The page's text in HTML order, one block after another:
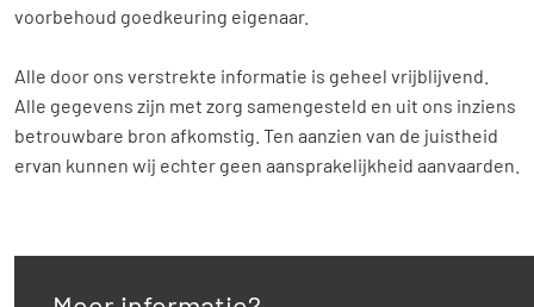
voorbehoud goedkeuring eigenaar.
Alle door ons verstrekte informatie is geheel vrijblijvend.
Alle gegevens zijn met zorg samengesteld en uit ons inziens
betrouwbare bron afkomstig. Ten aanzien van de juistheid
ervan kunnen wij echter geen aansprakelijkheid aanvaarden.